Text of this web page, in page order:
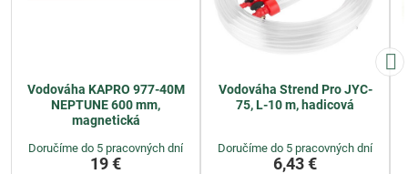
Vodováha KAPRO 977-40M
NEPTUNE 600 mm,
magnetická
Doručíme do 5 pracovných dní
19 €
Vodováha Strend Pro JYC-
75, L-10 m, hadicová
Doručíme do 5 pracovných dní
6,43 €